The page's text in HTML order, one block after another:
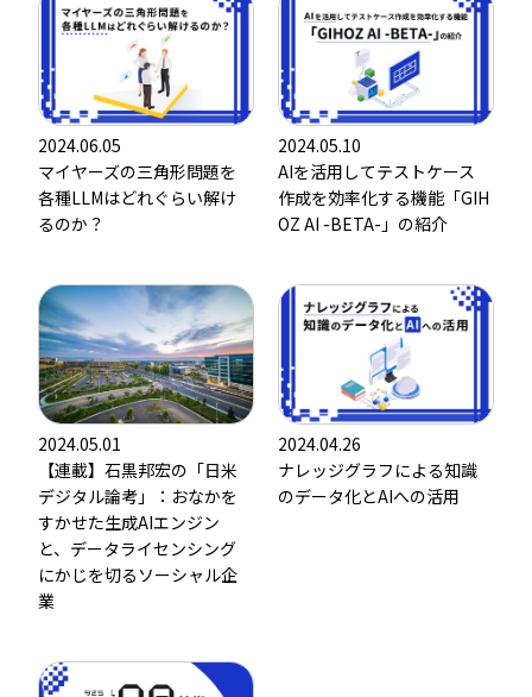
2024.06.05
マイヤーズの三角形問題を
各種LLMはどれぐらい解け
るのか？
2024.05.10
AIを活用してテストケース
作成を効率化する機能「GIH
OZ AI -BETA-」の紹介
2024.05.01
【連載】石黒邦宏の「日米
デジタル論考」：おなかを
すかせた生成AIエンジン
と、データライセンシング
にかじを切るソーシャル企
業
2024.04.26
ナレッジグラフによる知識
のデータ化とAIへの活用